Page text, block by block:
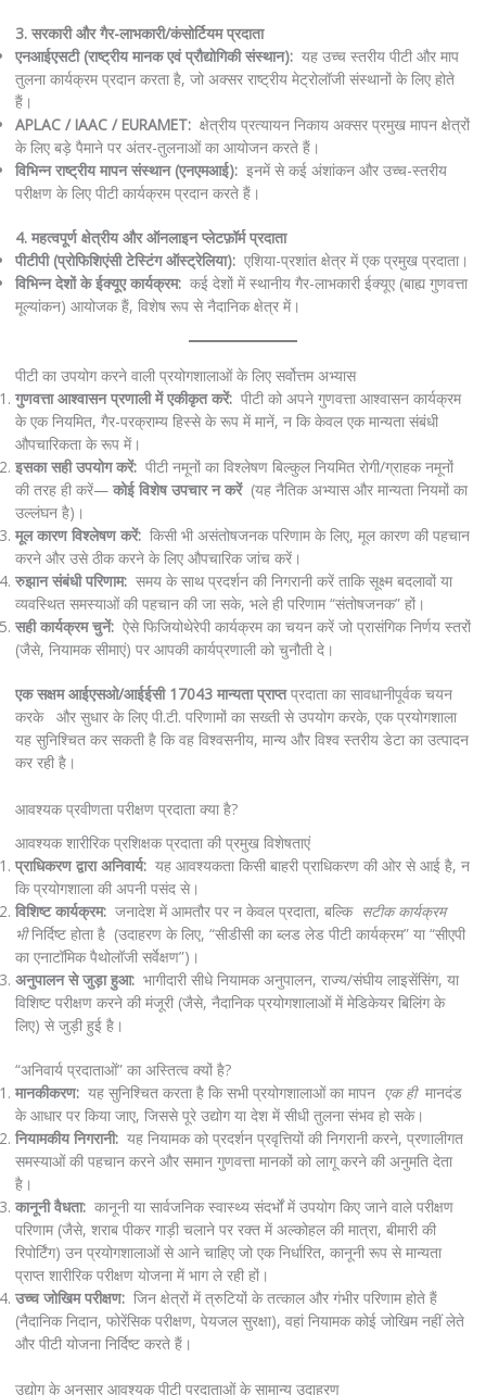
3. सरकारी और गैर-लाभकारी/कंसोर्टियम प्रदाता
एनआईएसटी (राष्ट्रीय मानक एवं प्रौद्योगिकी संस्थान):यह उच्च स्तरीय पीटी और माप
तुलना कार्यक्रम प्रदान करता है, जो अक्सर राष्ट्रीय मेट्रोलॉजी संस्थानों के लिए होते
हैं।
APLAC / IAAC / EURAMET:क्षेत्रीय प्रत्यायन निकाय अक्सर प्रमुख मापन क्षेत्रों
के लिए बड़े पैमाने पर अंतर-तुलनाओं का आयोजन करते हैं।
विभिन्न राष्ट्रीय मापन संस्थान (एनएमआई):इनमें से कई अंशांकन और उच्च-स्तरीय
परीक्षण के लिए पीटी कार्यक्रम प्रदान करते हैं।
4. महत्वपूर्ण क्षेत्रीय और ऑनलाइन प्लेटफ़ॉर्म प्रदाता
पीटीपी (प्रोफिशिएंसी टेस्टिंग ऑस्ट्रेलिया):एशिया-प्रशांत क्षेत्र में एक प्रमुख प्रदाता।
विभिन्न देशों के ईक्यूए कार्यक्रम:कई देशों में स्थानीय गैर-लाभकारी ईक्यूए (बाह्य गुणवत्ता
मूल्यांकन) आयोजक हैं, विशेष रूप से नैदानिक ​​क्षेत्र में।
पीटी का उपयोग करने वाली प्रयोगशालाओं के लिए सर्वोत्तम अभ्यास
गुणवत्ता आश्वासन प्रणाली में एकीकृत करें:पीटी को अपने गुणवत्ता आश्वासन कार्यक्रम
के एक नियमित, गैर-परक्राम्य हिस्से के रूप में मानें, न कि केवल एक मान्यता संबंधी
औपचारिकता के रूप में।
इसका सही उपयोग करें:पीटी नमूनों का विश्लेषण बिल्कुल नियमित रोगी/ग्राहक नमूनों
की तरह ही करें— कोई विशेष उपचार न करें(यह नैतिक अभ्यास और मान्यता नियमों का
उल्लंघन है)।
मूल कारण विश्लेषण करें:किसी भी असंतोषजनक परिणाम के लिए, मूल कारण की पहचान
करने और उसे ठीक करने के लिए औपचारिक जांच करें।
रुझान संबंधी परिणाम:समय के साथ प्रदर्शन की निगरानी करें ताकि सूक्ष्म बदलावों या
व्यवस्थित समस्याओं की पहचान की जा सके, भले ही परिणाम “संतोषजनक” हों।
सही कार्यक्रम चुनें:ऐसे फिजियोथेरेपी कार्यक्रम का चयन करें जो प्रासंगिक निर्णय स्तरों
(जैसे, नियामक सीमाएं) पर आपकी कार्यप्रणाली को चुनौती दे।
एक सक्षम आईएसओ/आईईसी 17043 मान्यता प्राप्तप्रदाता का सावधानीपूर्वक चयन
करके और सुधार के लिए पी.टी. परिणामों का सख्ती से उपयोग करके, एक प्रयोगशाला
यह सुनिश्चित कर सकती है कि वह विश्वसनीय, मान्य और विश्व स्तरीय डेटा का उत्पादन
कर रही है।
आवश्यक प्रवीणता परीक्षण प्रदाता क्या है?
आवश्यक शारीरिक प्रशिक्षक प्रदाता की प्रमुख विशेषताएं
प्राधिकरण द्वारा अनिवार्य:यह आवश्यकता किसी बाहरी प्राधिकरण की ओर से आई है, न
कि प्रयोगशाला की अपनी पसंद से।
विशिष्ट कार्यक्रम:जनादेश में आमतौर पर न केवल प्रदाता, बल्कि सटीक कार्यक्रम
भीनिर्दिष्ट होता है (उदाहरण के लिए, “सीडीसी का ब्लड लेड पीटी कार्यक्रम” या “सीएपी
का एनाटॉमिक पैथोलॉजी सर्वेक्षण”)।
अनुपालन से जुड़ा हुआ:भागीदारी सीधे नियामक अनुपालन, राज्य/संघीय लाइसेंसिंग, या
विशिष्ट परीक्षण करने की मंजूरी (जैसे, नैदानिक ​​प्रयोगशालाओं में मेडिकेयर बिलिंग के
लिए) से जुड़ी हुई है।
“अनिवार्य प्रदाताओं” का अस्तित्व क्यों है?
मानकीकरण:यह सुनिश्चित करता है कि सभी प्रयोगशालाओं का मापन एक हीमानदंड
के आधार पर किया जाए, जिससे पूरे उद्योग या देश में सीधी तुलना संभव हो सके।
नियामकीय निगरानी:यह नियामक को प्रदर्शन प्रवृत्तियों की निगरानी करने, प्रणालीगत
समस्याओं की पहचान करने और समान गुणवत्ता मानकों को लागू करने की अनुमति देता
है।
कानूनी वैधता:कानूनी या सार्वजनिक स्वास्थ्य संदर्भों में उपयोग किए जाने वाले परीक्षण
परिणाम (जैसे, शराब पीकर गाड़ी चलाने पर रक्त में अल्कोहल की मात्रा, बीमारी की
रिपोर्टिंग) उन प्रयोगशालाओं से आने चाहिए जो एक निर्धारित, कानूनी रूप से मान्यता
प्राप्त शारीरिक परीक्षण योजना में भाग ले रही हों।
उच्च जोखिम परीक्षण:जिन क्षेत्रों में त्रुटियों के तत्काल और गंभीर परिणाम होते हैं
(नैदानिक ​​निदान, फोरेंसिक परीक्षण, पेयजल सुरक्षा), वहां नियामक कोई जोखिम नहीं लेते
और पीटी योजना निर्दिष्ट करते हैं।
उद्योग के अनुसार आवश्यक पीटी प्रदाताओं के सामान्य उदाहरण